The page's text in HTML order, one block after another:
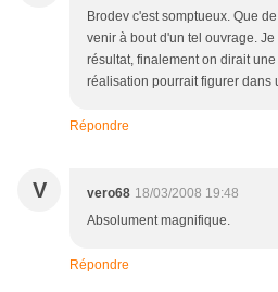
Brodev c'est somptueux. Que
venir à bout d'un tel ouvrage.
résultat, finalement on dirait
réalisation pourrait figurer dans
Répondre
V vero68 18/03/2008 19:48
Absolument magnifique.
Répondre